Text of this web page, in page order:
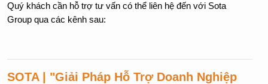
Quý khách cần hỗ trợ tư vấn có thể liên hệ đến với Sota
Group qua các kênh sau:
SOTA | "Giải Pháp Hỗ Trợ Doanh Nghiệp